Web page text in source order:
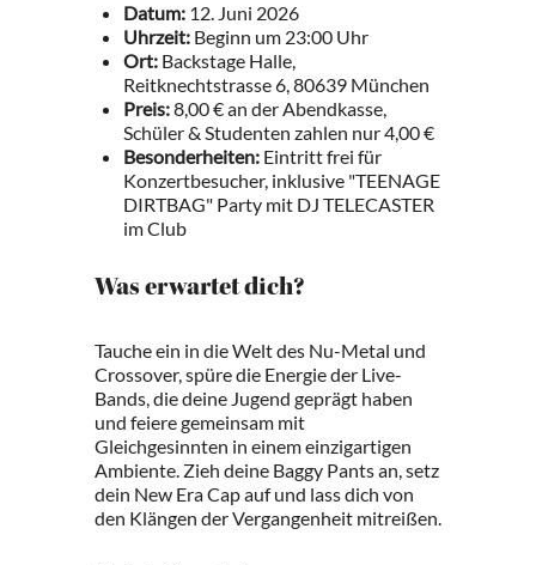
Datum: 12. Juni 2026
Uhrzeit: Beginn um 23:00 Uhr
Ort: Backstage Halle,
Reitknechtstrasse 6, 80639 München
Preis:8,00 € an der Abendkasse,
Schüler & Studenten zahlen nur 4,00 €
Besonderheiten: Eintritt frei für
Konzertbesucher, inklusive "TEENAGE
DIRTBAG" Party mit DJ TELECASTER
im Club
Was erwartet dich?
Tauche ein in die Welt des Nu-Metal und
Crossover, spüre die Energie der Live-
Bands, die deine Jugend geprägt haben
und feiere gemeinsam mit
Gleichgesinnten in einem einzigartigen
Ambiente. Zieh deine Baggy Pants an, setz
dein New Era Cap auf und lass dich von
den Klängen der Vergangenheit mitreißen.